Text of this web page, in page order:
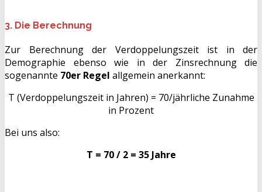
3. Die Berechnung
Zur Berechnung der Verdoppelungszeit ist in der
Demographie ebenso wie in der Zinsrechnung die
sogenannte 70er Regel allgemein anerkannt:
T (Verdoppelungszeit in Jahren) = 70/jährliche Zunahme
in Prozent
Bei uns also:
T = 70 / 2 = 35 Jahre